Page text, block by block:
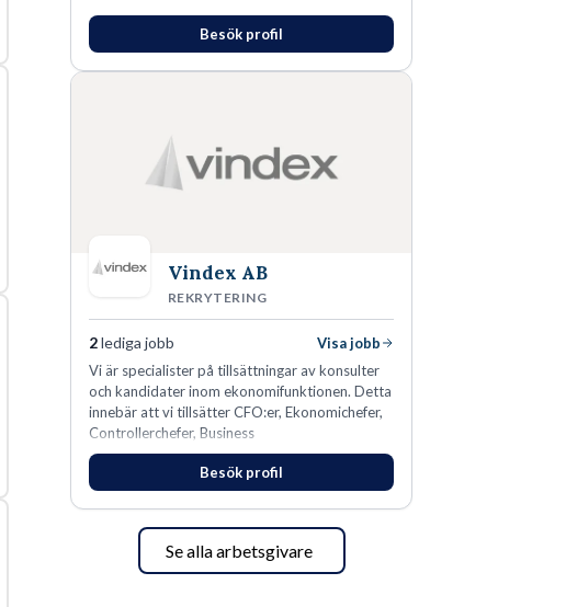
Besök profil
Vindex AB
REKRYTERING
2lediga jobb
Visa jobb
​Vi är specialister på tillsättningar av konsulter
och kandidater inom ekonomifunktionen. Detta
innebär att vi tillsätter CFO:er, Ekonomichefer,
Controllerchefer, Business
Controllers, Redovisningschefer,
Koncernredovisningsekonomer,
Redovisningsekonomer samt Lönespecialister.​
Besök profil
Se alla arbetsgivare